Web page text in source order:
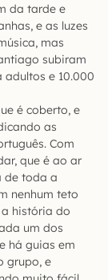
da tarde e
e as luzes
mas
subiram
adultos e 10.000
é coberto, e
as
Com
que é ao ar
de toda a
nenhum teto
história do
um dos
há guias em
grupo, e